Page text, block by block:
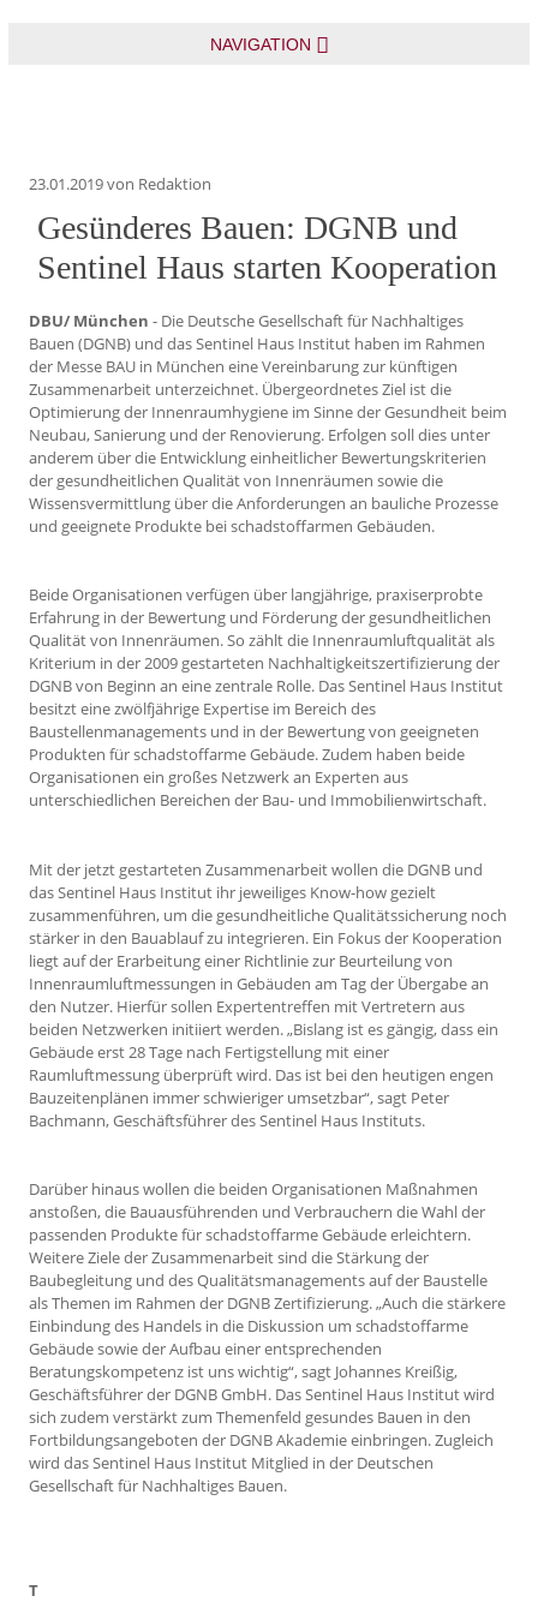
NAVIGATION
23.01.2019von Redaktion
Gesünderes Bauen: DGNB und
Sentinel Haus starten Kooperation
DBU/ München - Die Deutsche Gesellschaft für Nachhaltiges
Bauen (DGNB) und das Sentinel Haus Institut haben im Rahmen
der Messe BAU in München eine Vereinbarung zur künftigen
Zusammenarbeit unterzeichnet. Übergeordnetes Ziel ist die
Optimierung der Innenraumhygiene im Sinne der Gesundheit beim
Neubau, Sanierung und der Renovierung. Erfolgen soll dies unter
anderem über die Entwicklung einheitlicher Bewertungskriterien
der gesundheitlichen Qualität von Innenräumen sowie die
Wissensvermittlung über die Anforderungen an bauliche Prozesse
und geeignete Produkte bei schadstoffarmen Gebäuden.
Beide Organisationen verfügen über langjährige, praxiserprobte
Erfahrung in der Bewertung und Förderung der gesundheitlichen
Qualität von Innenräumen. So zählt die Innenraumluftqualität als
Kriterium in der 2009 gestarteten Nachhaltigkeitszertifizierung der
DGNB von Beginn an eine zentrale Rolle. Das Sentinel Haus Institut
besitzt eine zwölfjährige Expertise im Bereich des
Baustellenmanagements und in der Bewertung von geeigneten
Produkten für schadstoffarme Gebäude. Zudem haben beide
Organisationen ein großes Netzwerk an Experten aus
unterschiedlichen Bereichen der Bau- und Immobilienwirtschaft.
Mit der jetzt gestarteten Zusammenarbeit wollen die DGNB und
das Sentinel Haus Institut ihr jeweiliges Know-how gezielt
zusammenführen, um die gesundheitliche Qualitätssicherung noch
stärker in den Bauablauf zu integrieren. Ein Fokus der Kooperation
liegt auf der Erarbeitung einer Richtlinie zur Beurteilung von
Innenraumluftmessungen in Gebäuden am Tag der Übergabe an
den Nutzer. Hierfür sollen Expertentreffen mit Vertretern aus
beiden Netzwerken initiiert werden. „Bislang ist es gängig, dass ein
Gebäude erst 28 Tage nach Fertigstellung mit einer
Raumluftmessung überprüft wird. Das ist bei den heutigen engen
Bauzeitenplänen immer schwieriger umsetzbar“, sagt Peter
Bachmann, Geschäftsführer des Sentinel Haus Instituts.
Darüber hinaus wollen die beiden Organisationen Maßnahmen
anstoßen, die Bauausführenden und Verbrauchern die Wahl der
passenden Produkte für schadstoffarme Gebäude erleichtern.
Weitere Ziele der Zusammenarbeit sind die Stärkung der
Baubegleitung und des Qualitätsmanagements auf der Baustelle
als Themen im Rahmen der DGNB Zertifizierung. „Auch die stärkere
Einbindung des Handels in die Diskussion um schadstoffarme
Gebäude sowie der Aufbau einer entsprechenden
Beratungskompetenz ist uns wichtig“, sagt Johannes Kreißig,
Geschäftsführer der DGNB GmbH. Das Sentinel Haus Institut wird
sich zudem verstärkt zum Themenfeld gesundes Bauen in den
Fortbildungsangeboten der DGNB Akademie einbringen. Zugleich
wird das Sentinel Haus Institut Mitglied in der Deutschen
Gesellschaft für Nachhaltiges Bauen.
T